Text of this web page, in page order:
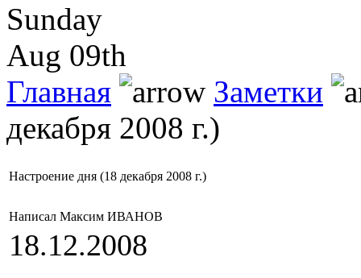
Sunday
Aug 09th
Главная
Заметки
декабря 2008 г.)
Настроение дня (18 декабря 2008 г.)
Написал Максим ИВАНОВ
18.12.2008